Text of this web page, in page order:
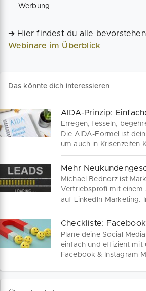
Werbung
➔ Hier findest du alle
Webinare im Überblick
Das könnte dich interessieren
Erregen, fesseln,
Die AIDA-Formel ist
um auch in Krisenzeiten
gewinnen! Erfahre hier,
dabei hilft, Vertrauen zu
zögerliche Kunden in
Fürsprecher zu
Michael Bednorz ist
Vertriebsprofi mit einem
auf LinkedIn-Marketing.
Beratungspraxis
immer wieder typische
bei Solo-Selbständigen
Unternehmen. Im
Experte, wie du es
Plane deine Social
einfach und effizient mit
Facebook & Instagram